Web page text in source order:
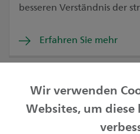
besseren Verständnis der
Erfahren Sie mehr
Privatkunden
Wir verwenden
Websites, um